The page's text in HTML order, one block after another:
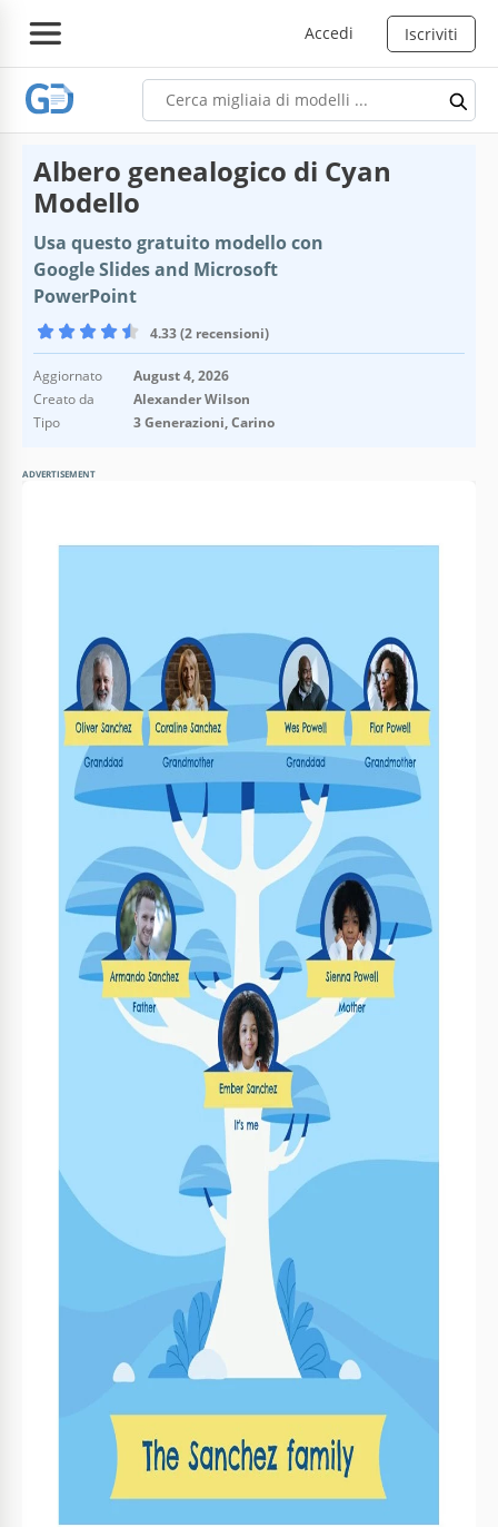
Accedi Iscriviti
Albero genealogico di Cyan
Modello
Usa questo gratuito modello con
Google Slides and Microsoft
PowerPoint
4.33 (2 recensioni)
Aggiornato
August 4, 2026
Creato da
Alexander Wilson
Tipo
3 Generazioni, Carino
ADVERTISEMENT